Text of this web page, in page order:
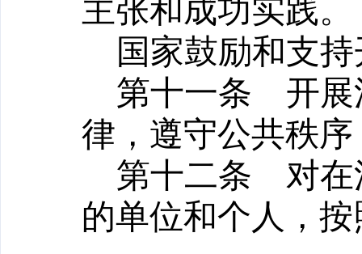
主张和成功实践。
国家鼓励和支
第十一条 开展
律，遵守公共秩
第十二条 对在
的单位和个人，